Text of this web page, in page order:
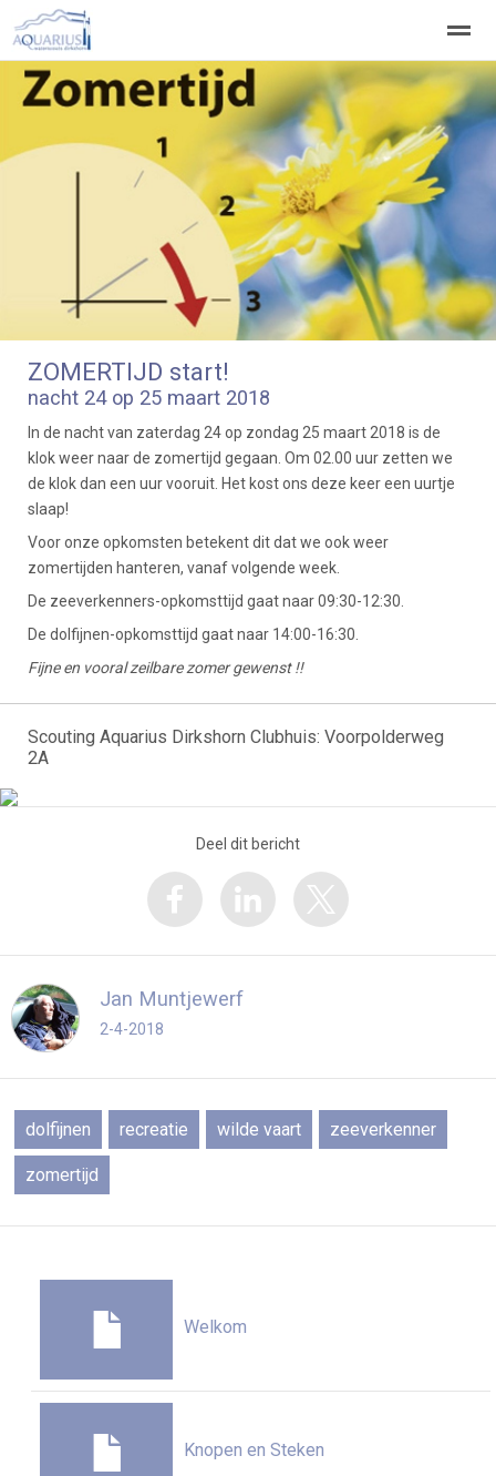
Welkom Welpen Zeeverkenners Wilde vaart
Home Zoeken Vacatures
ZOMERTIJD start!
nacht 24 op 25 maart 2018
In de nacht van zaterdag 24 op zondag 25 maart 2018 is de
klok weer naar de zomertijd gegaan. Om 02.00 uur zetten we
de klok dan een uur vooruit. Het kost ons deze keer een uurtje
slaap!
Voor onze opkomsten betekent dit dat we ook weer
zomertijden hanteren, vanaf volgende week.
De zeeverkenners-opkomsttijd gaat naar 09:30-12:30.
De dolfijnen-opkomsttijd gaat naar 14:00-16:30.
Fijne en vooral zeilbare zomer gewenst !!
Scouting Aquarius Dirkshorn Clubhuis: Voorpolderweg
2A
Deel dit bericht
Jan Muntjewerf
2-4-2018
dolfijnen recreatie wilde vaart zeeverkenner
zomertijd
Welkom
Knopen en Steken